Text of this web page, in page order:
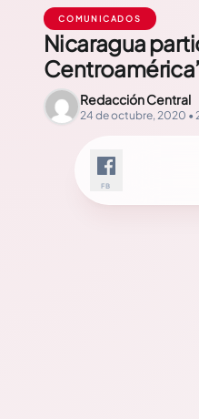
COMUNICADOS
Nicaragua
Redacción Central
24 de octubre, 2020 •
FB